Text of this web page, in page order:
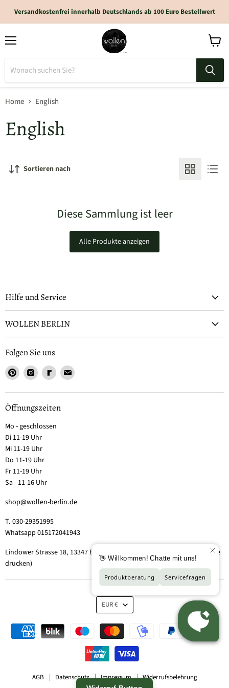
Versandkostenfrei innerhalb Deutschlands ab 100 Euro Bestellwert
Home English
English
Sortieren nach
Diese Sammlung ist leer
Alle Produkte anzeigen
Hilfe und Service
WOLLEN BERLIN
Folgen Sie uns
Öffnungszeiten
Mo - geschlossen
Di 11-19 Uhr
Mi 11-19 Uhr
Do 11-19 Uhr
Fr 11-19 Uhr
Sa - 11-16 Uhr
shop@wollen-berlin.de
T. 030-29351995
Whatsapp 015172041943
Lindower Strasse 18, 13347 Berlin-Wedding (Hof 2, Aufgang 5 - Tor bitte
drucken)
AGB Datenschutz Impressum
Widerrufsbelehrung
EUR €